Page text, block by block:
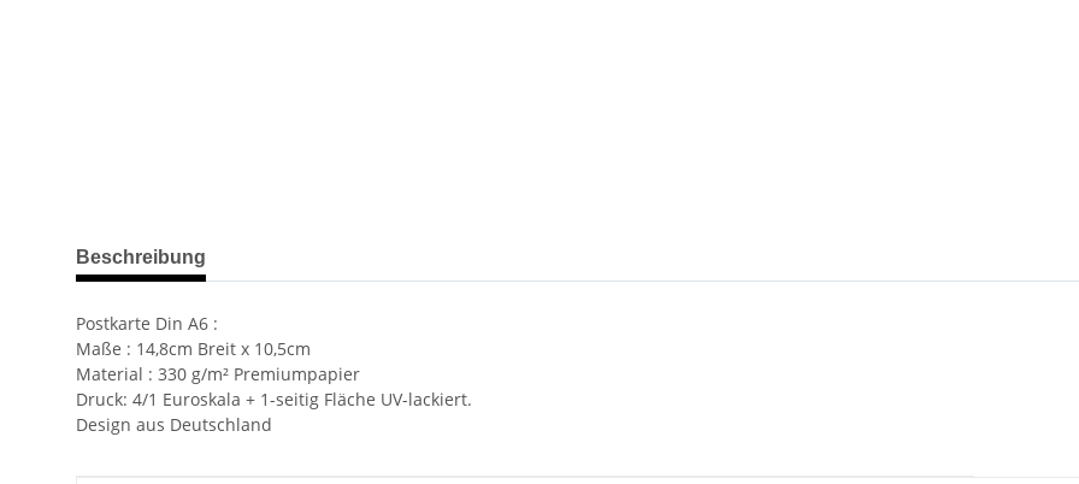
weitere Registerkarten anzeigen
Beschreibung
Postkarte Din A6 :
Maße : 14,8cm Breit x 10,5cm
Material : 330 g/m² Premiumpapier
Druck: 4/1 Euroskala + 1-seitig Fläche UV-lackiert.
Design aus Deutschland